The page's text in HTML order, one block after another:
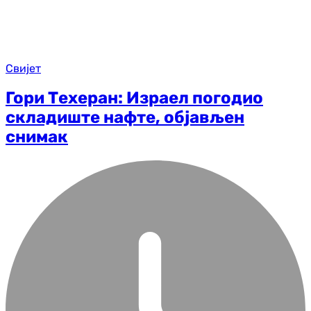
Свијет
Гори Техеран: Израел погодио
складиште нафте, објављен
снимак